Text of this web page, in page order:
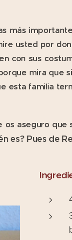
más
usted por
con sus
mira que
esta familia
aseguro que
es? Pues de